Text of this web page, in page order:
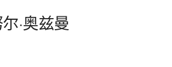
·奥兹曼